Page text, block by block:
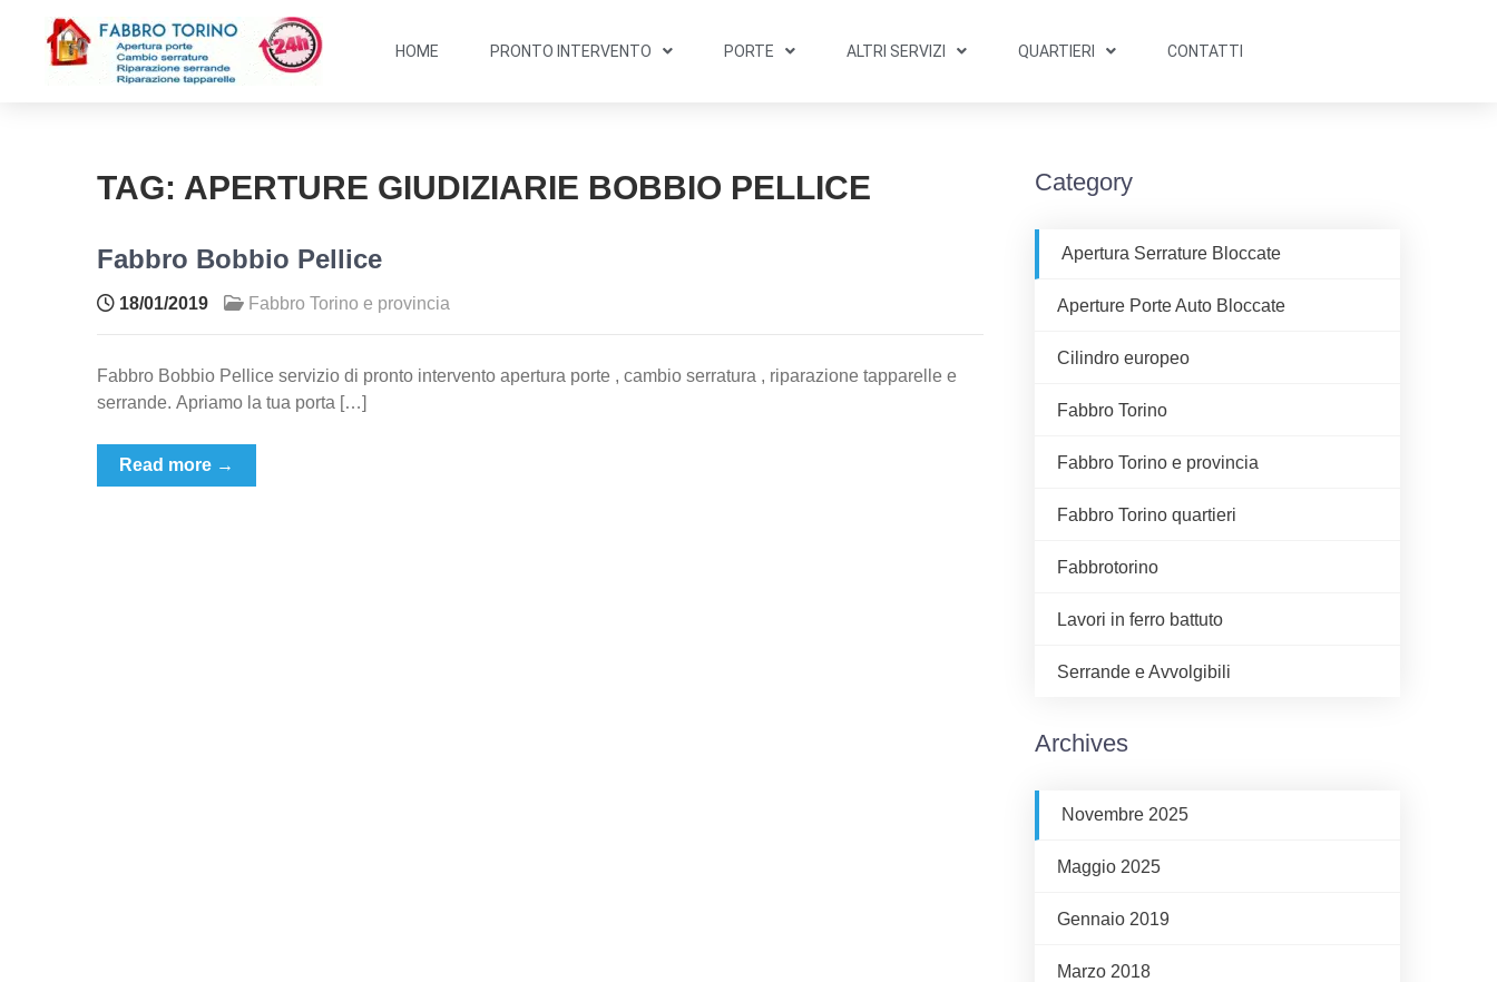
HOME PRONTO INTERVENTO PORTE ALTRI SERVIZI QUARTIERI CONTATTI
TAG: APERTURE GIUDIZIARIE BOBBIO PELLICE
Fabbro Bobbio Pellice
18/01/2019 Fabbro Torino e provincia
Fabbro Bobbio Pellice servizio di pronto intervento apertura porte , cambio serratura , riparazione tapparelle e
serrande. Apriamo la tua porta […]
Read more →
Category
Apertura Serrature Bloccate
Aperture Porte Auto Bloccate
Cilindro europeo
Fabbro Torino
Fabbro Torino e provincia
Fabbro Torino quartieri
Fabbrotorino
Lavori in ferro battuto
Serrande e Avvolgibili
Archives
Novembre 2025
Maggio 2025
Gennaio 2019
Marzo 2018